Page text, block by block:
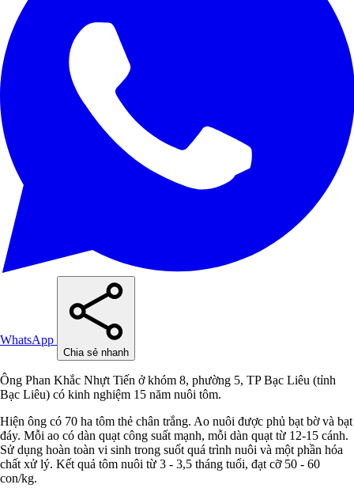
WhatsApp
Chia sẻ nhanh
Ông Phan Khắc Nhựt Tiến ở khóm 8, phường 5, TP Bạc Liêu (tỉnh
Bạc Liêu) có kinh nghiệm 15 năm nuôi tôm.
Hiện ông có 70 ha tôm thẻ chân trắng. Ao nuôi được phủ bạt bờ và bạt
đáy. Mỗi ao có dàn quạt công suất mạnh, mỗi dàn quạt từ 12-15 cánh.
Sử dụng hoàn toàn vi sinh trong suốt quá trình nuôi và một phần hóa
chất xử lý. Kết quả tôm nuôi từ 3 - 3,5 tháng tuổi, đạt cỡ 50 - 60
con/kg.